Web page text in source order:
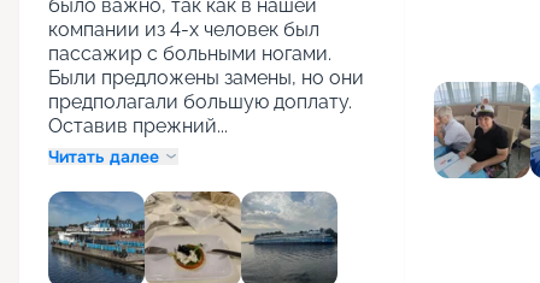
было важно, так как в нашей
компании из 4-х человек был
пассажир с больными ногами.
Были предложены замены, но они
предполагали большую доплату.
Оставив прежний...
Читать далее